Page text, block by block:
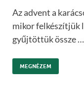
Az advent a
mikor felkészítjük
gyűjtöttük össze …
MEGNÉZEM